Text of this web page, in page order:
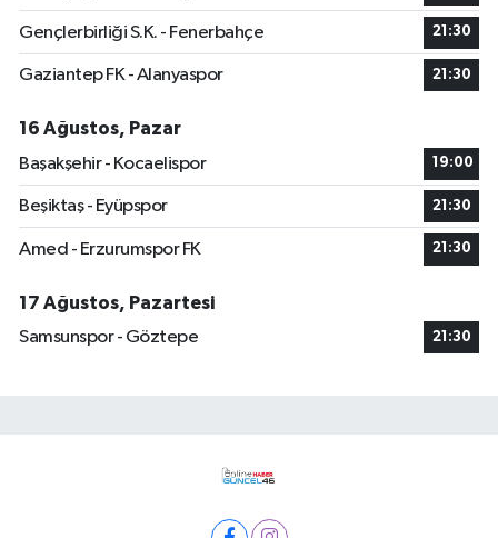
Gençlerbirliği S.K. - Fenerbahçe 21:30
Gaziantep FK - Alanyaspor 21:30
16 Ağustos, Pazar
Başakşehir - Kocaelispor
19:00
Beşiktaş - Eyüpspor 21:30
Amed - Erzurumspor FK 21:30
17 Ağustos, Pazartesi
Samsunspor - Göztepe
21:30